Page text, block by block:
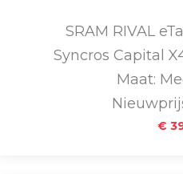
SRAM RIVAL
Syncros Capital
Maat:
€